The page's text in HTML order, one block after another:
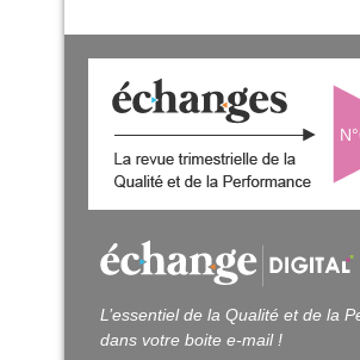
L’essentiel de la Qualité et de la
dans votre boite e-mail !